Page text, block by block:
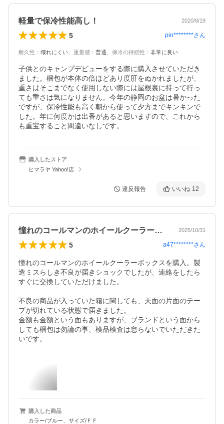
軽量で保冷性能高し！ 2020/8/19
5 pin********さん
耐久性 ： 壊れにくい 重量感 ： 普通 保冷の持続性 ： 非常に良い
子供とのキャンプデビューをする際に購入させていただき
ました。梱包が本体の倍ほどあり度肝をぬかれましたが、
重さはそこまでなく使用しない際には屋根裏に持って行っ
ても重さは気になりません。今年の静岡のお盆は暑かった
ですが、保冷性能も高く朝から使って夕方までキンキンで
した。年に何度かは出番があると思いますので、これから
も重宝すること間違いなしです。
購入したストア
ヒマラヤ Yahoo!店
違反報告 いいね 12
憧れのコールマンのホイールクーラーボッ… 2025/10/31
5 a47********さん
憧れのコールマンのホイールクーラーボックスを購入。製
造ミスらしき不良が届きショックでしたが、連絡をしたら
すぐに交換していただけました。
不良の商品が入っていた箱に関しても、天面の片面のテー
プが切れている状態で届きました。
金額も金額という面もありますが、ブランドという面から
しても梱包は勿論の事、検品検査は怠らないでいただきた
いです。
購入した商品
カラー/ブルー、サイズ/ＦＦ